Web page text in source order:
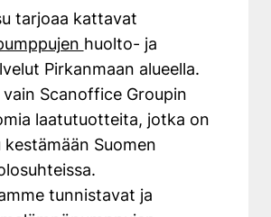
tarjoaa kattavat
huolto- ja
Pirkanmaan alueella.
Scanoffice Groupin
laatutuotteita, jotka on
Suomen
tunnistavat ja